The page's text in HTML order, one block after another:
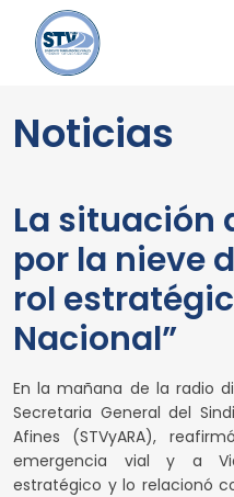
Noticias
La situación
por la nieve
rol
Nacional”
En la mañana de la radio
Secretaria General del
Afines (STVyARA),
emergencia vial y a
estratégico y lo relacionó